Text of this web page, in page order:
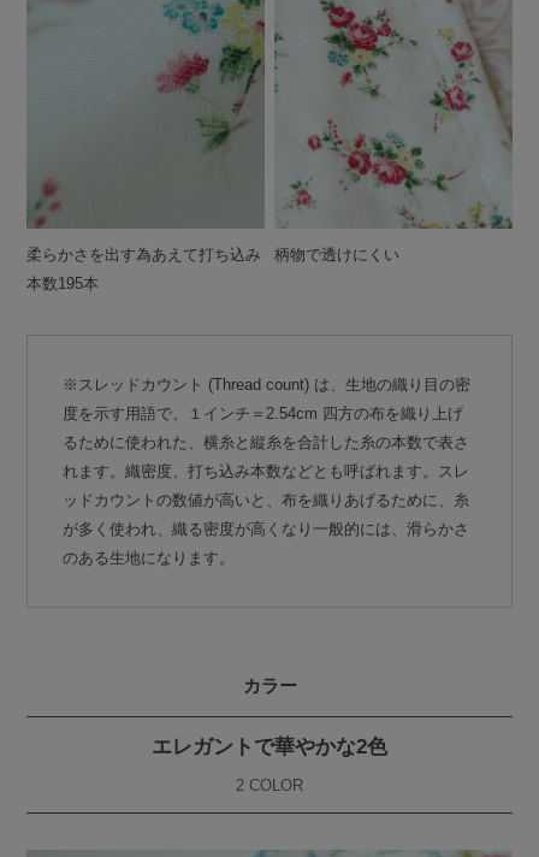
柔らかさを出す為あえて打ち込み
本数195本
柄物で透けにくい
※スレッドカウント (Thread count) は、生地の織り目の密
度を示す用語で、１インチ＝2.54cm 四方の布を織り上げ
るために使われた、横糸と縦糸を合計した糸の本数で表さ
れます。織密度、打ち込み本数などとも呼ばれます。スレ
ッドカウントの数値が高いと、布を織りあげるために、糸
が多く使われ、織る密度が高くなり一般的には、滑らかさ
のある生地になります。
カラー
エレガントで華やかな2色
2 COLOR